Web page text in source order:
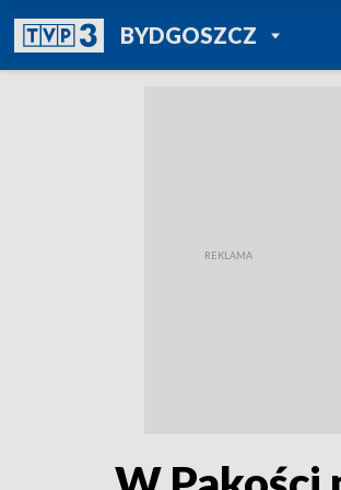
BYDGOSZCZPOWRÓT DO
TVP REGIONY